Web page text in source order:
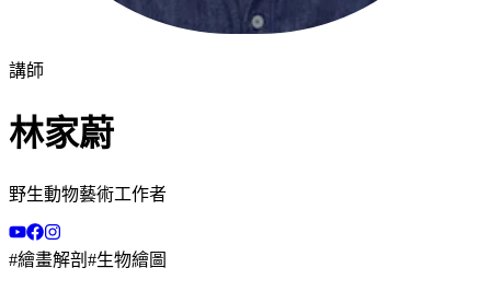
講師
林家蔚
野生動物藝術工作者
#繪畫解剖 #生物繪圖